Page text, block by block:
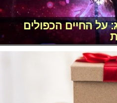
על החיים הכפולים